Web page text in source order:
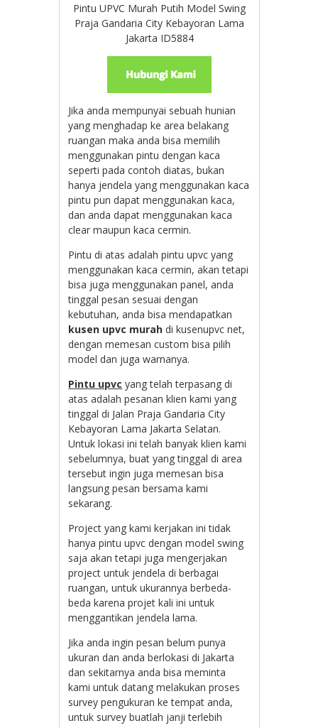
Pintu UPVC Murah Putih Model Swing
Praja Gandaria City Kebayoran Lama
Jakarta ID5884
Jika anda mempunyai sebuah hunian
yang menghadap ke area belakang
ruangan maka anda bisa memilih
menggunakan pintu dengan kaca
seperti pada contoh diatas, bukan
hanya jendela yang menggunakan kaca
pintu pun dapat menggunakan kaca,
dan anda dapat menggunakan kaca
clear maupun kaca cermin.
Pintu di atas adalah pintu upvc yang
menggunakan kaca cermin, akan tetapi
bisa juga menggunakan panel, anda
tinggal pesan sesuai dengan
kebutuhan, anda bisa mendapatkan
kusen upvc murah di kusenupvc net,
dengan memesan custom bisa pilih
model dan juga warnanya.
Pintu upvc yang telah terpasang di
atas adalah pesanan klien kami yang
tinggal di Jalan Praja Gandaria City
Kebayoran Lama Jakarta Selatan.
Untuk lokasi ini telah banyak klien kami
sebelumnya, buat yang tinggal di area
tersebut ingin juga memesan bisa
langsung pesan bersama kami
sekarang.
Project yang kami kerjakan ini tidak
hanya pintu upvc dengan model swing
saja akan tetapi juga mengerjakan
project untuk jendela di berbagai
ruangan, untuk ukurannya berbeda-
beda karena projet kali ini untuk
menggantikan jendela lama.
Jika anda ingin pesan belum punya
ukuran dan anda berlokasi di Jakarta
dan sekitarnya anda bisa meminta
kami untuk datang melakukan proses
survey pengukuran ke tempat anda,
untuk survey buatlah janji terlebih